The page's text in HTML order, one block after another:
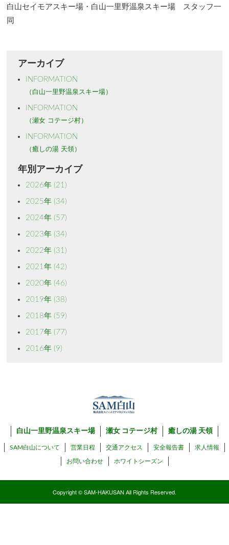
白山セイモアスキー場・白山一里野温泉スキー場 スタッフ一
同
アーカイブ
INFORMATION
（白山一里野温泉スキー場）
INFORMATION
（瀬女 コテージ村）
INFORMATION
（癒しの湯 天領）
年別アーカイブ
2026年 (21)
2025年 (34)
2024年 (57)
2023年 (34)
2022年 (31)
2021年 (42)
2020年 (46)
2019年 (38)
2018年 (59)
2017年 (77)
2016年 (9)
白山一里野温泉スキー場 瀬女 コテージ村 癒しの湯 天領
SAM白山について 営業日程 交通アクセス 安全報告書 求人情報
お問い合わせ ホワイトシーズン
Copyright © SAM-HAKUSAN All Rights Reserved.